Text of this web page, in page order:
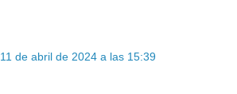
11 de abril de 2024 a las 15:39